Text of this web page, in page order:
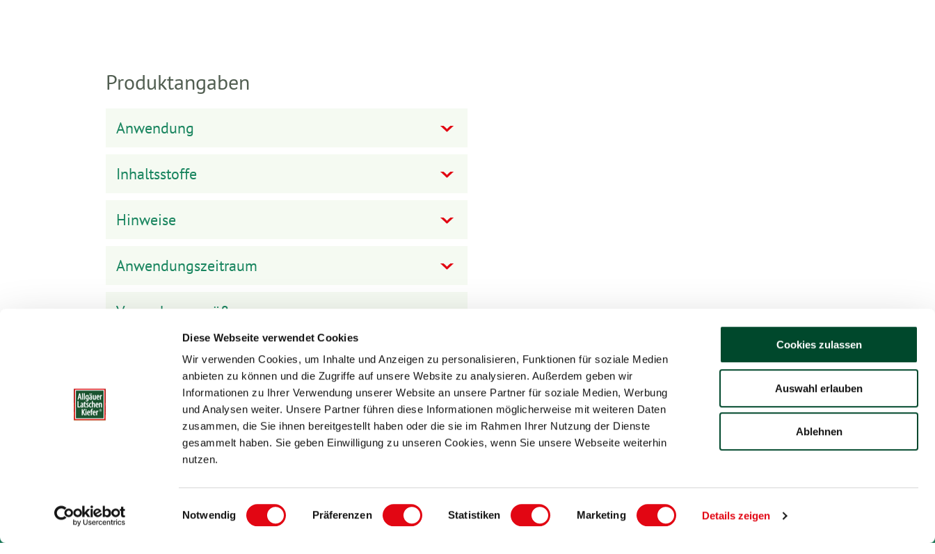
Diese Webseite verwendet Cookies
Wir verwenden Cookies, um Inhalte und Anzeigen zu personalisieren, Funktionen für soziale Medien
anbieten zu können und die Zugriffe auf unsere Website zu analysieren. Außerdem geben wir
Informationen zu Ihrer Verwendung unserer Website an unsere Partner für soziale Medien, Werbung
und Analysen weiter. Unsere Partner führen diese Informationen möglicherweise mit weiteren Daten
zusammen, die Sie ihnen bereitgestellt haben oder die sie im Rahmen Ihrer Nutzung der Dienste
gesammelt haben. Sie geben Einwilligung zu unseren Cookies, wenn Sie unsere Webseite weiterhin
nutzen.
Einwilligungsauswahl
Notwendig Präferenzen Statistiken Marketing Details zeigen
Cookies zulassen
Auswahl erlauben
Ablehnen
Produktangaben
Anwendung
Inhaltsstoffe
Hinweise
Anwendungszeitraum
Verpackungsgrößen
Service
Sitemap